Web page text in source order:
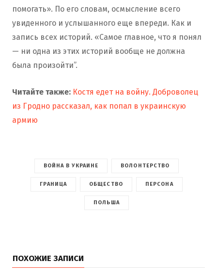
помогать». По его словам, осмысление всего
увиденного и услышанного еще впереди. Как и
запись всех историй. «Самое главное, что я понял
— ни одна из этих историй вообще не должна
была произойти”.
Читайте также: Костя едет на войну. Доброволец
из Гродно рассказал, как попал в украинскую
армию
ВОЙНА В УКРАИНЕ ВОЛОНТЕРСТВО
ГРАНИЦА ОБЩЕСТВО ПЕРСОНА
ПОЛЬША
ПОХОЖИЕ ЗАПИСИ